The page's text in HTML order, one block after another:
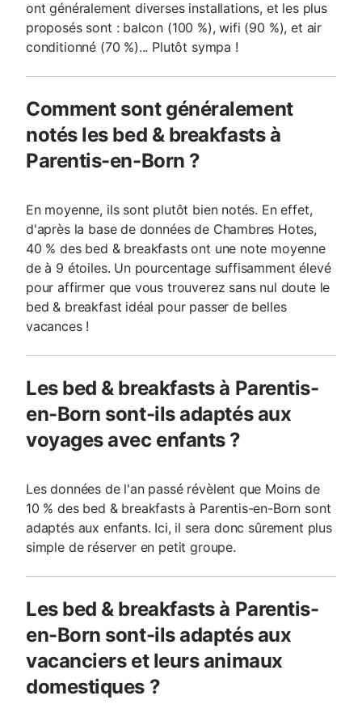
ont généralement diverses installations, et les plus
proposés sont : balcon (100 %), wifi (90 %), et air
conditionné (70 %)... Plutôt sympa !
Comment sont généralement
notés les bed & breakfasts à
Parentis-en-Born ?
En moyenne, ils sont plutôt bien notés. En effet,
d'après la base de données de Chambres Hotes,
40 % des bed & breakfasts ont une note moyenne
de à 9 étoiles. Un pourcentage suffisamment élevé
pour affirmer que vous trouverez sans nul doute le
bed & breakfast idéal pour passer de belles
vacances !
Les bed & breakfasts à Parentis-
en-Born sont-ils adaptés aux
voyages avec enfants ?
Les données de l'an passé révèlent que Moins de
10 % des bed & breakfasts à Parentis-en-Born sont
adaptés aux enfants. Ici, il sera donc sûrement plus
simple de réserver en petit groupe.
Les bed & breakfasts à Parentis-
en-Born sont-ils adaptés aux
vacanciers et leurs animaux
domestiques ?